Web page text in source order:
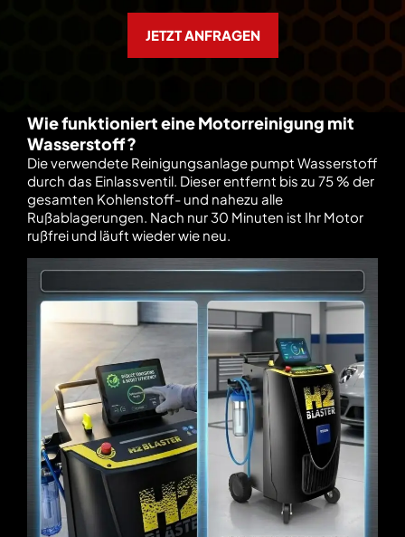
JETZT ANFRAGEN
Wie funktioniert eine Motorreinigung mit
Wasserstoff?
Die verwendete Reinigungsanlage pumpt Wasserstoff
durch das Einlassventil. Dieser entfernt bis zu 75 % der
gesamten Kohlenstoff- und nahezu alle
Rußablagerungen. Nach nur 30 Minuten ist Ihr Motor
rußfrei und läuft wieder wie neu.